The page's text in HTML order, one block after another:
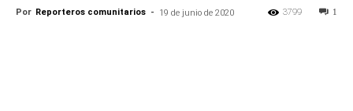
Por Reporteros comunitarios - 19 de junio de 2020 1
3799